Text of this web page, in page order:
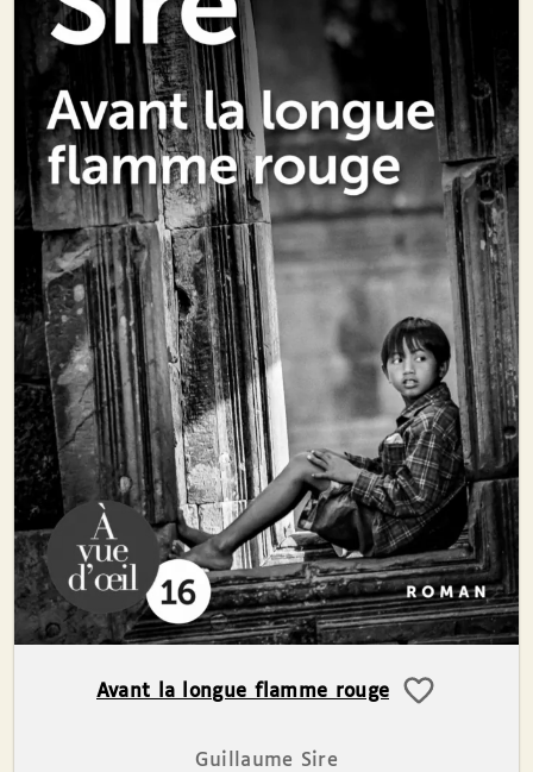
Avant la longue flamme rouge
Guillaume Sire